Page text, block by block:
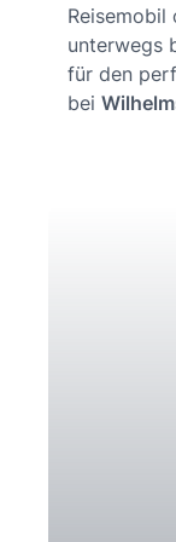
unterwegs
für den
bei